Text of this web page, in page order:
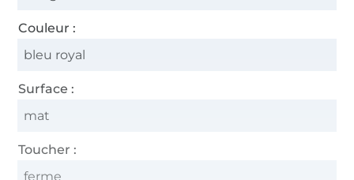
Couleur :
bleu royal
Surface :
mat
Toucher :
ferme